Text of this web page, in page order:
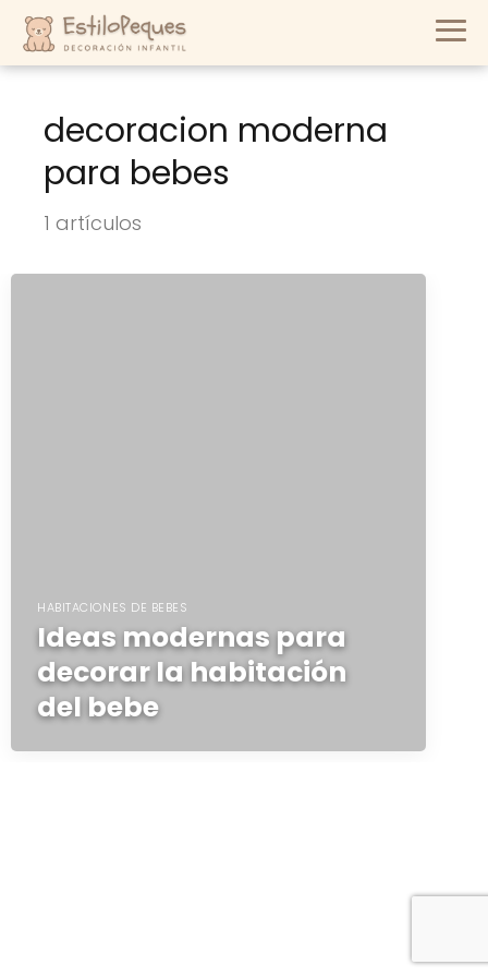
decoracion moderna
para bebes
1 artículos
HABITACIONES DE BEBES
Ideas modernas para
decorar la habitación
del bebe